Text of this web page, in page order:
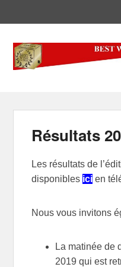
Best-
Concours International
Résultats
Les résultats de
disponibles ici en
Nous vous invitons
La matinée de
2019 qui est